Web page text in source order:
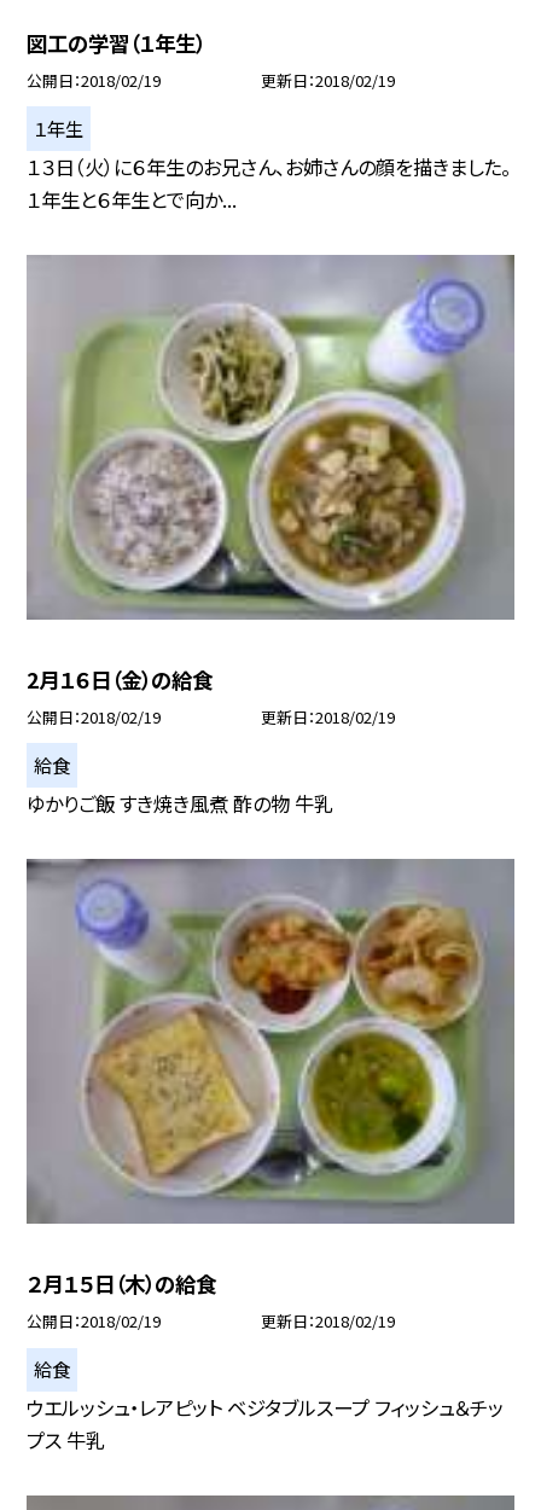
図工の学習（１年生）
公開日 2018/02/19 更新日 2018/02/19
１年生
１３日（火）に６年生のお兄さん、お姉さんの顔を描きました。
１年生と６年生とで向か...
2月１６日（金）の給食
公開日 2018/02/19 更新日 2018/02/19
給食
ゆかりご飯 すき焼き風煮 酢の物 牛乳
２月１５日（木）の給食
公開日 2018/02/19 更新日 2018/02/19
給食
ウエルッシュ・レアピット ベジタブルスープ フィッシュ＆チッ
プス 牛乳